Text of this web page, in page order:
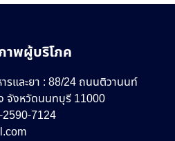
พผู้บริโภค
รและยา : 88/24 ถนนติวานนท์
จังหวัดนนทบุรี 11000
7124